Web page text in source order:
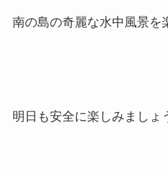
南の島の奇麗な水中風景を
明日も安全に楽しみましょ